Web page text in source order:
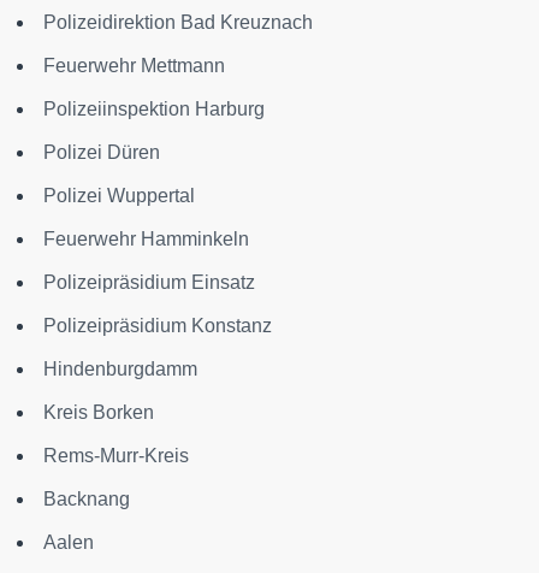
Polizeidirektion Bad Kreuznach
Feuerwehr Mettmann
Polizeiinspektion Harburg
Polizei Düren
Polizei Wuppertal
Feuerwehr Hamminkeln
Polizeipräsidium Einsatz
Polizeipräsidium Konstanz
Hindenburgdamm
Kreis Borken
Rems-Murr-Kreis
Backnang
Aalen